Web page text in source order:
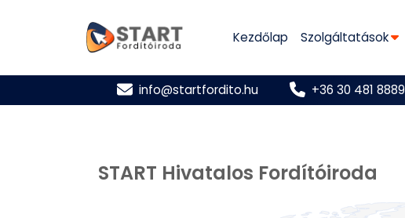
Kezdőlap Szolgáltatások
info@startfordito.hu +36 30 481 8889
START Hivatalos Fordítóiroda